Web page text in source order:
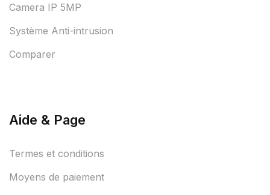
Camera IP 5MP
Système Anti-intrusion
Comparer
Aide & Page
Termes et conditions
Moyens de paiement